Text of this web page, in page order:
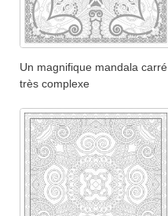
Un magnifique mandala carré
très complexe